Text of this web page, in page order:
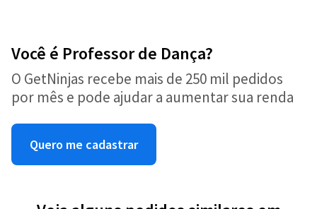
Você é Professor de Dança?
O GetNinjas recebe mais de 250 mil pedidos
por mês e pode ajudar a aumentar sua renda
Quero me cadastrar